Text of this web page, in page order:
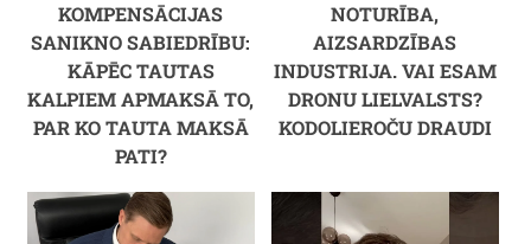
KOMPENSĀCIJAS
SANIKNO SABIEDRĪBU:
KĀPĒC TAUTAS
KALPIEM APMAKSĀ TO,
PAR KO TAUTA MAKSĀ
PATI?
NOTURĪBA,
AIZSARDZĪBAS
INDUSTRIJA. VAI ESAM
DRONU LIELVALSTS?
KODOLIEROČU DRAUDI